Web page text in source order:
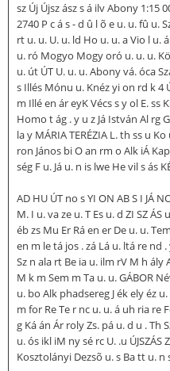
sz Új Újsz ász s á ilv Abony 1:15
2740 P c á s - d û l õ e u. u. fû u.
rt u. u. U. u. ld Ho u. u. a Vio l u.
u. ró Mogyo Mogy oró u. u. u.
u. út ÚT U. u. u. Abony vá. óca
s Illés Mónu u. Knéz yi on rd k 4
m Illé en ár eyK Vécs s y ol E. ss
Homo t ág . y u z Já István Al rg
la y MÁRIA TERÉZIA L. th ss u
ron János bi O an rm o Alk iÁ
ség F u. Já u. n is lwe He vil s ás
AD HU ÚT no s YI ON AB S I JÁ
M. I u. va ze u. T Es u. d ZI SZ
éb zs Mu Er Rá en er De u. u.
en m le tá jos . zá Lá u. ltá re nd
Sz n ala rt Be ia u. ilm rV M h
M k m Sem m Ta u. u. GÁBOR
u. bo Alk phadsereg J ék ely éz
m for Re Te r nc u. u. á uh ria re
g Ká án Ár roly Zs. pá u. d u . Th
u. ós ikl iM ny sé rc U. .u ÚJSZÁS
Kosztolányi Dezsõ u. s Ba tt u. n